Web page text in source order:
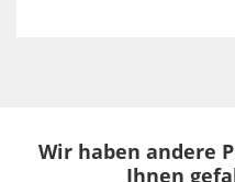
Wir haben andere
Ihnen